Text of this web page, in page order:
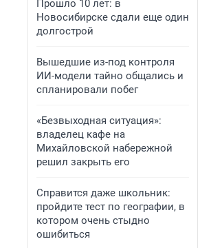
Прошло 10 лет: в
Новосибирске сдали еще один
долгострой
Вышедшие из-под контроля
ИИ-модели тайно общались и
спланировали побег
«Безвыходная ситуация»:
владелец кафе на
Михайловской набережной
решил закрыть его
Справится даже школьник:
пройдите тест по географии, в
котором очень стыдно
ошибиться